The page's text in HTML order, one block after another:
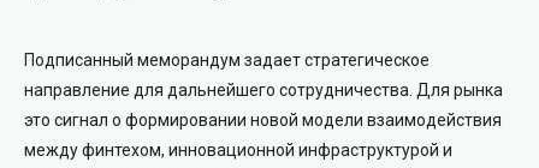
Подписанный меморандум задает стратегическое
направление для дальнейшего сотрудничества. Для рынка
это сигнал о формировании новой модели взаимодействия
между финтехом, инновационной инфраструктурой и